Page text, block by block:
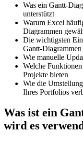
Was ein Gantt-
unterstützt
Warum Excel
Diagrammen
Die wichtigsten
Gantt-
Wie manuelle
Welche
Projekte bieten
Wie die
Ihres Portfolios
Was ist ein
wird es